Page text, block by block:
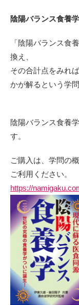
陰陽バランス食養
「陰陽バランス食
換え、
その合計点をみれ
かが解るという学問
陰陽バランス食養
す。
ご購入は、学問の
ご利用ください。
https://